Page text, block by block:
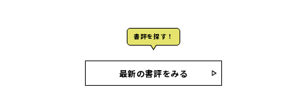
書評を探す！
最新の書評をみる